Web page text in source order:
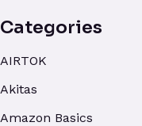
Categories
AIRTOK
Akitas
Amazon Basics